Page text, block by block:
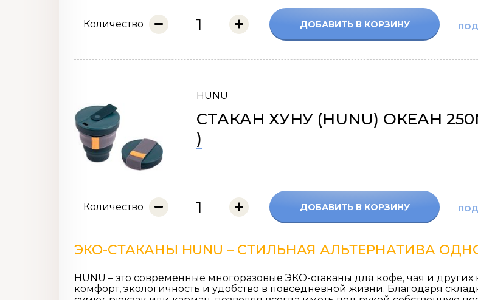
Количество ДОБАВИТЬ В КОРЗИНУ
HUNU
СТАКАН ХУНУ (HUNU) ОКЕАН
)
Количество ДОБАВИТЬ В КОРЗИНУ
ЭКО-СТАКАНЫ HUNU – СТИЛЬНАЯ АЛЬТЕРНАТИВА
HUNU – это современные многоразовые ЭКО-стаканы для кофе, чая и других
комфорт, экологичность и удобство в повседневной жизни. Благодаря